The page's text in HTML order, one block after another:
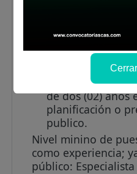
menor de tres
planificación o
público o privado.
Experiencia
(parte A),
el sector
de dos (02) años
planificación o
publico.
Nivel minino de
como experiencia;
público: Especialista